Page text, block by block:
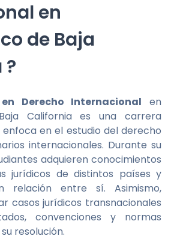
en
de Baja
Derecho Internacional en
California es una carrera
en el estudio del derecho
internacionales. Durante su
adquieren conocimientos
jurídicos de distintos países y
relación entre sí. Asimismo,
casos jurídicos transnacionales
convenciones y normas
resolución.